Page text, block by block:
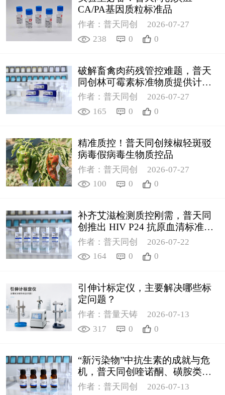
CA/PA基因质粒标准品
作者：普天同创
2026-07-27
238
0 0
破解畜禽肉药残管控难题，普天
同创林可霉素标准物质提供计量
支撑
作者：普天同创
2026-07-27
165
0 0
精准质控！普天同创辣椒轻斑驳
病毒假病毒生物质控品
作者：普天同创
2026-07-27
100
0 0
补齐艾滋检测质控刚需，普天同
创推出 HIV P24 抗原血清标准物
质
作者：普天同创
2026-07-22
164
0 0
引伸计标定仪，主要解决哪些标
定问题？
作者：普量天铸
2026-07-13
317
0 0
“新污染物”中抗生素的成就与危
机，普天同创喹诺酮、磺胺类质
控新品筑牢环境安全防线
作者：普天同创
2026-07-13